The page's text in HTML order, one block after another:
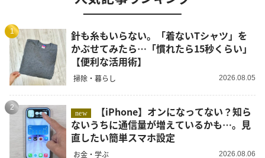
1
針も糸もいらない。「着ないTシャツ」を
かぶせてみたら…「慣れたら15秒くらい」
【便利な活用術】
掃除・暮らし 2026.08.05
2
new
ないうちに通信量が増えているかも…。見
直したい簡単スマホ設定
お金・学ぶ 2026.08.06